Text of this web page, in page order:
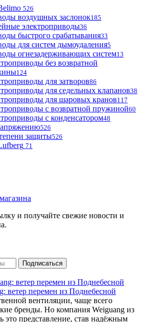
526
воздушных заслонок185
электроприводы36
быстрого срабатывания33
для систем дымоудаления5
огнезадерживающих систем13
без возвратной
124
для затворов86
для седельных клапанов38
для шаровых кранов117
с возвратной пружиной60
с конденсатором48
526
защиты526
71
и получайте свежие новости и
ветер перемен из Поднебесной
вентиляции, чаще всего
бренды. Но компания Weiguang из
это представление, став надёжным